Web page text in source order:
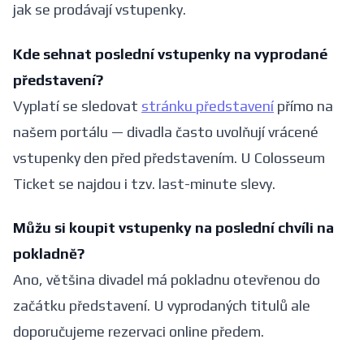
jak se prodávají vstupenky.
Kde sehnat poslední vstupenky na vyprodané
představení?
Vyplatí se sledovat stránku představení přímo na
našem portálu — divadla často uvolňují vrácené
vstupenky den před představením. U Colosseum
Ticket se najdou i tzv. last-minute slevy.
Můžu si koupit vstupenky na poslední chvíli na
pokladně?
Ano, většina divadel má pokladnu otevřenou do
začátku představení. U vyprodaných titulů ale
doporučujeme rezervaci online předem.